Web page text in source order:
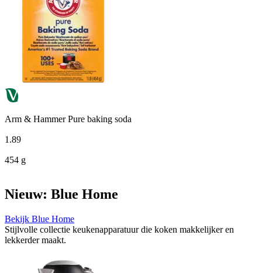
Arm & Hammer Pure baking soda
1 .89
454 g
Nieuw: Blue Home
Bekijk Blue Home
Stijlvolle collectie keukenapparatuur die koken makkelijker en
lekkerder maakt.